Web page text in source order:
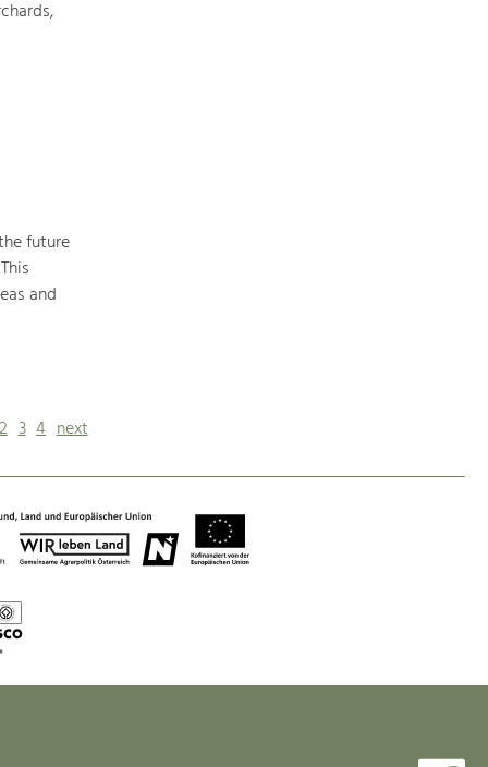
future
and
2 3 4 next